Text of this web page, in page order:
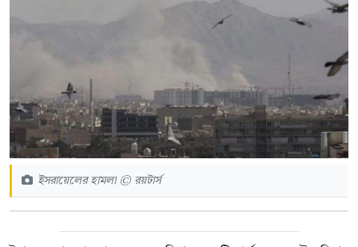
ইসরায়েলের হামলা © রয়টার্স